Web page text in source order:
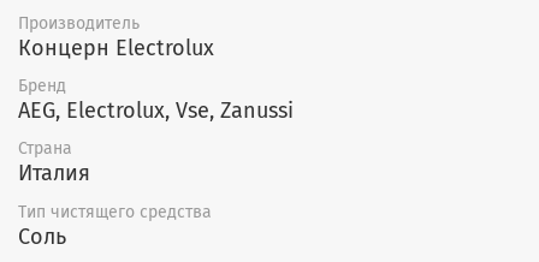
Производитель
Концерн Electrolux
Бренд
AEG, Electrolux, Vse, Zanussi
Страна
Италия
Тип чистящего средства
Соль